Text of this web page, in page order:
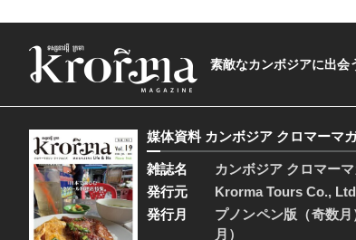
素敵なカンボジアに出
媒体資料 カンボジア クロマーマ
雑誌名
カンボジア クロマー
発行元
Krorma Tours Co.,
発行月
プノンペン版（奇数
月）